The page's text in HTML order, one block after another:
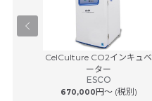
CelCulture CO2インキュベ
ーター
ESCO
670,000円〜 (税別)